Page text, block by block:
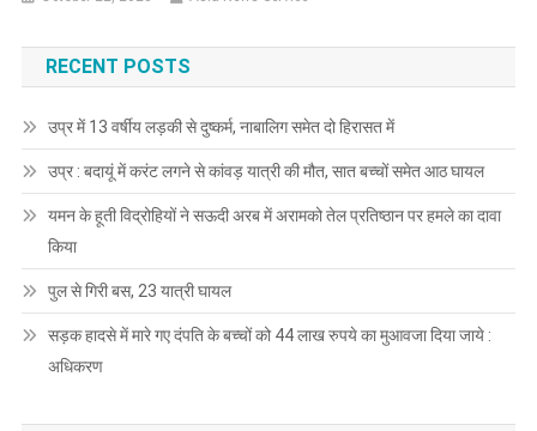
RECENT POSTS
उप्र में 13 वर्षीय लड़की से दुष्कर्म, नाबालिग समेत दो हिरासत में
उप्र : बदायूं में करंट लगने से कांवड़ यात्री की मौत, सात बच्चों समेत आठ घायल
यमन के हूती विद्रोहियों ने सऊदी अरब में अरामको तेल प्रतिष्ठान पर हमले का दावा
किया
पुल से गिरी बस, 23 यात्री घायल
सड़क हादसे में मारे गए दंपति के बच्चों को 44 लाख रुपये का मुआवजा दिया जाये :
अधिकरण